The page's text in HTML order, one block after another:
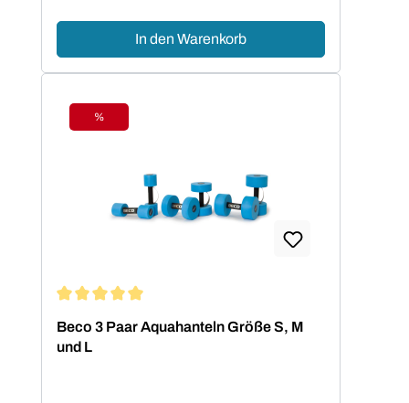
In den Warenkorb
Rabatt
%
Beco 3 Paar Aquahanteln Größe S, M
und L